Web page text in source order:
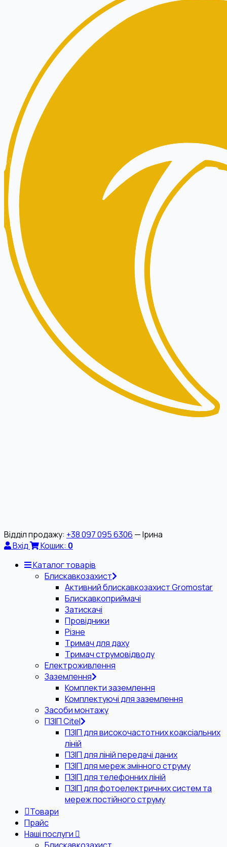
Відділ продажу: +38 097 095 6306 — Ірина
Вхід
Кошик: 0
Каталог товарів
Блискавкозахист
Активний блискавкозахист Gromostar
Блискавкоприймачі
Затискачі
Провідники
Різне
Тримач для даху
Тримач струмовідводу
Електроживлення
Заземлення
Комплекти заземлення
Комплектуючі для заземлення
Засоби монтажу
ПЗІП Citel
ПЗІП для високочастотних коаксіальних
ліній
ПЗІП для ліній передачі даних
ПЗІП для мереж змінного струму
ПЗІП для телефонних ліній
ПЗІП для фотоелектричних систем та
мереж постійного струму
Товари
Прайс
Наші послуги